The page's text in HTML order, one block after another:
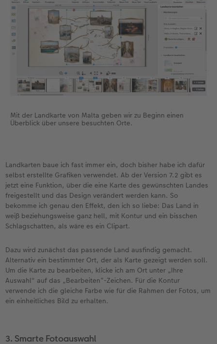
Mit der Landkarte von Malta geben wir zu Beginn einen
Überblick über unsere besuchten Orte.
Landkarten baue ich fast immer ein, doch bisher habe ich dafür
selbst erstellte Grafiken verwendet. Ab der Version 7.2 gibt es
jetzt eine Funktion, über die eine Karte des gewünschten Landes
freigestellt und das Design verändert werden kann. So
bekomme ich genau den Effekt, den ich so liebe: Das Land in
weiß beziehungsweise ganz hell, mit Kontur und ein bisschen
Schlagschatten, als wäre es ein Clipart.
Dazu wird zunächst das passende Land ausfindig gemacht.
Alternativ ein bestimmter Ort, der als Karte gezeigt werden soll.
Um die Karte zu bearbeiten, klicke ich am Ort unter „Ihre
Auswahl" auf das „Bearbeiten“-Zeichen. Für die Kontur
verwende ich die gleiche Farbe wie für die Rahmen der Fotos, um
ein einheitliches Bild zu erhalten.
3. Smarte Fotoauswahl